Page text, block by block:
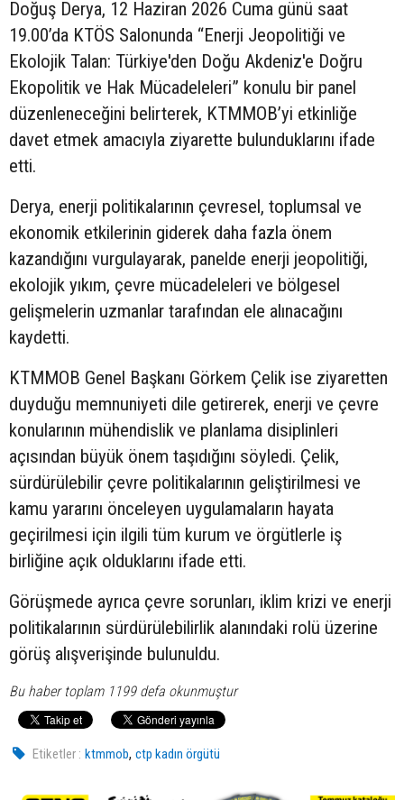
Doğuş Derya, 12 Haziran 2026 Cuma günü saat
19.00’da KTÖS Salonunda “Enerji Jeopolitiği ve
Ekolojik Talan: Türkiye'den Doğu Akdeniz'e Doğru
Ekopolitik ve Hak Mücadeleleri” konulu bir panel
düzenleneceğini belirterek, KTMMOB’yi etkinliğe
davet etmek amacıyla ziyarette bulunduklarını ifade
etti.
Derya, enerji politikalarının çevresel, toplumsal ve
ekonomik etkilerinin giderek daha fazla önem
kazandığını vurgulayarak, panelde enerji jeopolitiği,
ekolojik yıkım, çevre mücadeleleri ve bölgesel
gelişmelerin uzmanlar tarafından ele alınacağını
kaydetti.
KTMMOB Genel Başkanı Görkem Çelik ise ziyaretten
duyduğu memnuniyeti dile getirerek, enerji ve çevre
konularının mühendislik ve planlama disiplinleri
açısından büyük önem taşıdığını söyledi. Çelik,
sürdürülebilir çevre politikalarının geliştirilmesi ve
kamu yararını önceleyen uygulamaların hayata
geçirilmesi için ilgili tüm kurum ve örgütlerle iş
birliğine açık olduklarını ifade etti.
Görüşmede ayrıca çevre sorunları, iklim krizi ve enerji
politikalarının sürdürülebilirlik alanındaki rolü üzerine
görüş alışverişinde bulunuldu.
Bu haber toplam 1199 defa okunmuştur
Etiketler : ktmmob,ctp kadın örgütü